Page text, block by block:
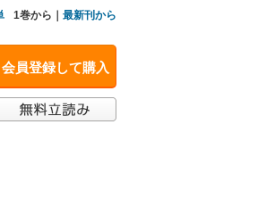
1巻から｜ 最新刊から
会員登録して購入